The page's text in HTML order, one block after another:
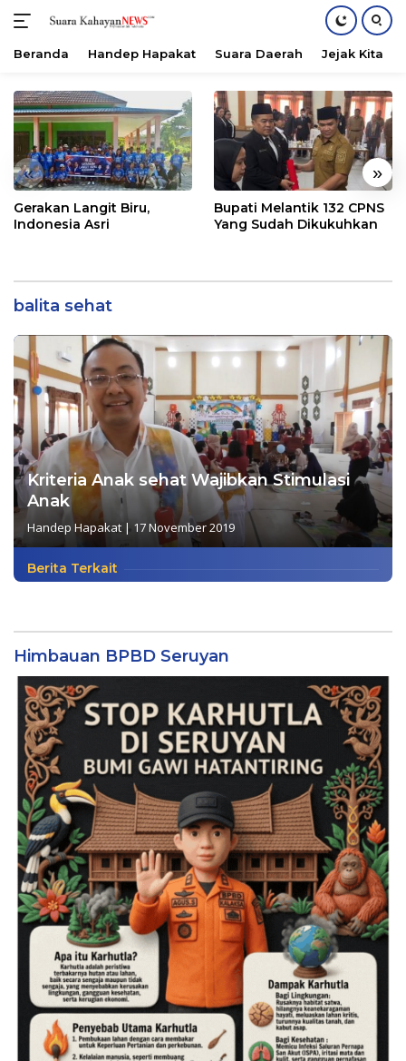
konten
Beranda Handep Hapakat Suara Daerah Jejak Kita
« »
Gerakan Langit Biru,
Indonesia Asri
Bupati Melantik 132 CPNS
Yang Sudah Dikukuhkan
balita sehat
Kriteria Anak sehat Wajibkan Stimulasi
Anak
Handep Hapakat |17 November 2019
Berita Terkait
Himbauan BPBD Seruyan